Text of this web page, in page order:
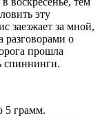
эту
заезжает за мной,
о
прошла
спиннинги.
5 грамм.